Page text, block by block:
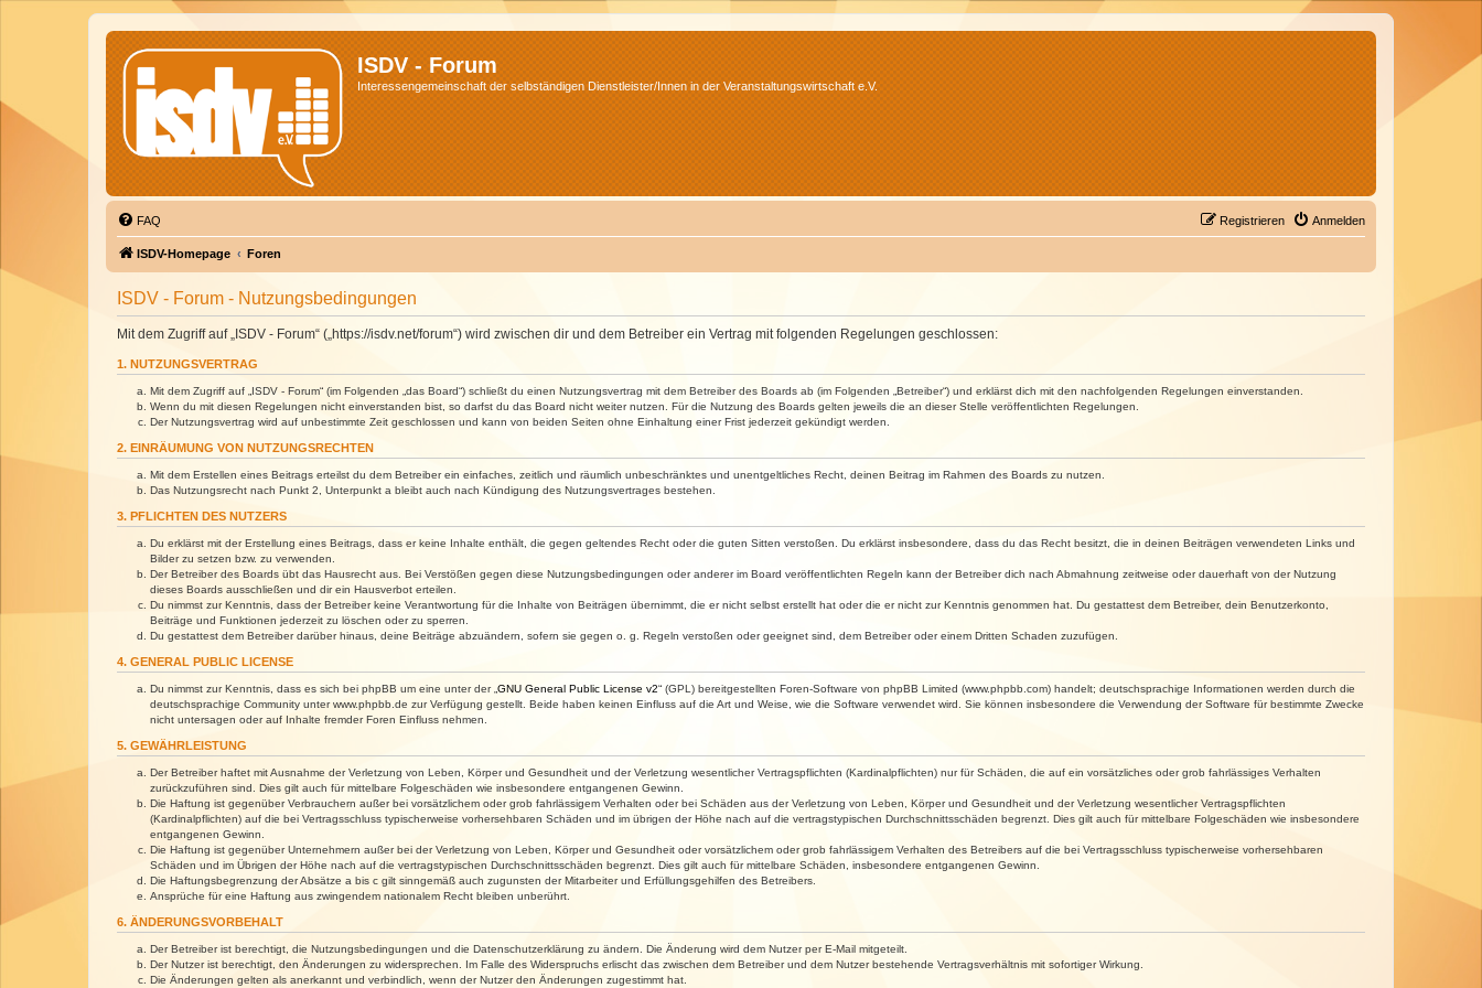
ISDV - Forum
Interessengemeinschaft der selbständigen Dienstleister/Innen in der Veranstaltungswirtschaft e.V.
FAQ Anmelden
Registrieren
ISDV-Homepage Foren
ISDV - Forum - Nutzungsbedingungen
Mit dem Zugriff auf „ISDV - Forum“ („https://isdv.net/forum“) wird zwischen dir und dem Betreiber ein Vertrag mit folgenden Regelungen geschlossen:
1. NUTZUNGSVERTRAG
Mit dem Zugriff auf „ISDV - Forum“ (im Folgenden „das Board“) schließt du einen Nutzungsvertrag mit dem Betreiber des Boards ab (im Folgenden „Betreiber“) und erklärst dich mit den nachfolgenden Regelungen einverstanden.
Wenn du mit diesen Regelungen nicht einverstanden bist, so darfst du das Board nicht weiter nutzen. Für die Nutzung des Boards gelten jeweils die an dieser Stelle veröffentlichten Regelungen.
Der Nutzungsvertrag wird auf unbestimmte Zeit geschlossen und kann von beiden Seiten ohne Einhaltung einer Frist jederzeit gekündigt werden.
2. EINRÄUMUNG VON NUTZUNGSRECHTEN
Mit dem Erstellen eines Beitrags erteilst du dem Betreiber ein einfaches, zeitlich und räumlich unbeschränktes und unentgeltliches Recht, deinen Beitrag im Rahmen des Boards zu nutzen.
Das Nutzungsrecht nach Punkt 2, Unterpunkt a bleibt auch nach Kündigung des Nutzungsvertrages bestehen.
3. PFLICHTEN DES NUTZERS
Du erklärst mit der Erstellung eines Beitrags, dass er keine Inhalte enthält, die gegen geltendes Recht oder die guten Sitten verstoßen. Du erklärst insbesondere, dass du das Recht besitzt, die in deinen Beiträgen verwendeten Links und
Bilder zu setzen bzw. zu verwenden.
Der Betreiber des Boards übt das Hausrecht aus. Bei Verstößen gegen diese Nutzungsbedingungen oder anderer im Board veröffentlichten Regeln kann der Betreiber dich nach Abmahnung zeitweise oder dauerhaft von der Nutzung
dieses Boards ausschließen und dir ein Hausverbot erteilen.
Du nimmst zur Kenntnis, dass der Betreiber keine Verantwortung für die Inhalte von Beiträgen übernimmt, die er nicht selbst erstellt hat oder die er nicht zur Kenntnis genommen hat. Du gestattest dem Betreiber, dein Benutzerkonto,
Beiträge und Funktionen jederzeit zu löschen oder zu sperren.
Du gestattest dem Betreiber darüber hinaus, deine Beiträge abzuändern, sofern sie gegen o. g. Regeln verstoßen oder geeignet sind, dem Betreiber oder einem Dritten Schaden zuzufügen.
4. GENERAL PUBLIC LICENSE
Du nimmst zur Kenntnis, dass es sich bei phpBB um eine unter der „ GNU General Public License v2“ (GPL) bereitgestellten Foren-Software von phpBB Limited (www.phpbb.com) handelt; deutschsprachige Informationen werden durch die
deutschsprachige Community unter www.phpbb.de zur Verfügung gestellt. Beide haben keinen Einfluss auf die Art und Weise, wie die Software verwendet wird. Sie können insbesondere die Verwendung der Software für bestimmte Zwecke
nicht untersagen oder auf Inhalte fremder Foren Einfluss nehmen.
5. GEWÄHRLEISTUNG
Der Betreiber haftet mit Ausnahme der Verletzung von Leben, Körper und Gesundheit und der Verletzung wesentlicher Vertragspflichten (Kardinalpflichten) nur für Schäden, die auf ein vorsätzliches oder grob fahrlässiges Verhalten
zurückzuführen sind. Dies gilt auch für mittelbare Folgeschäden wie insbesondere entgangenen Gewinn.
Die Haftung ist gegenüber Verbrauchern außer bei vorsätzlichem oder grob fahrlässigem Verhalten oder bei Schäden aus der Verletzung von Leben, Körper und Gesundheit und der Verletzung wesentlicher Vertragspflichten
(Kardinalpflichten) auf die bei Vertragsschluss typischerweise vorhersehbaren Schäden und im übrigen der Höhe nach auf die vertragstypischen Durchschnittsschäden begrenzt. Dies gilt auch für mittelbare Folgeschäden wie insbesondere
entgangenen Gewinn.
Die Haftung ist gegenüber Unternehmern außer bei der Verletzung von Leben, Körper und Gesundheit oder vorsätzlichem oder grob fahrlässigem Verhalten des Betreibers auf die bei Vertragsschluss typischerweise vorhersehbaren
Schäden und im Übrigen der Höhe nach auf die vertragstypischen Durchschnittsschäden begrenzt. Dies gilt auch für mittelbare Schäden, insbesondere entgangenen Gewinn.
Die Haftungsbegrenzung der Absätze a bis c gilt sinngemäß auch zugunsten der Mitarbeiter und Erfüllungsgehilfen des Betreibers.
Ansprüche für eine Haftung aus zwingendem nationalem Recht bleiben unberührt.
6. ÄNDERUNGSVORBEHALT
Der Betreiber ist berechtigt, die Nutzungsbedingungen und die Datenschutzerklärung zu ändern. Die Änderung wird dem Nutzer per E-Mail mitgeteilt.
Der Nutzer ist berechtigt, den Änderungen zu widersprechen. Im Falle des Widerspruchs erlischt das zwischen dem Betreiber und dem Nutzer bestehende Vertragsverhältnis mit sofortiger Wirkung.
Die Änderungen gelten als anerkannt und verbindlich, wenn der Nutzer den Änderungen zugestimmt hat.